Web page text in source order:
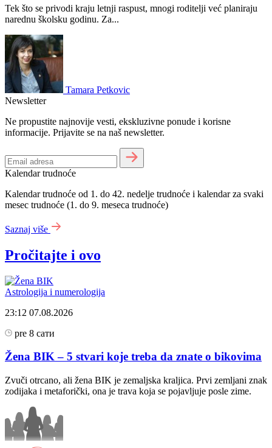
Tek što se privodi kraju letnji raspust, mnogi roditelji već planiraju
narednu školsku godinu. Za...
Tamara Petkovic
Newsletter
Ne propustite najnovije vesti, ekskluzivne ponude i korisne
informacije. Prijavite se na naš newsletter.
Kalendar trudnoće
Kalendar trudnoće od 1. do 42. nedelje trudnoće i kalendar za svaki
mesec trudnoće (1. do 9. meseca trudnoće)
Saznaj više
Pročitajte i ovo
Astrologija i numerologija
23:12 07.08.2026
pre 8 сати
Žena BIK – 5 stvari koje treba da znate o bikovima
Zvuči otrcano, ali žena BIK je zemaljska kraljica. Prvi zemljani znak
zodijaka i metaforički, ona je trava koja se pojavljuje posle zime.